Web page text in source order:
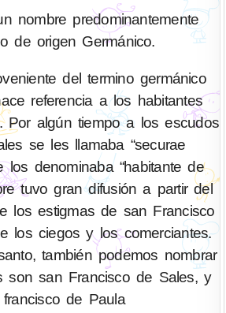
nombre predominantemente
de origen Germánico.
del termino germánico
referencia a los habitantes
Por algún tiempo a los escudos
se les llamaba “securae
los denominaba “habitante de
tuvo gran difusión a partir del
los estigmas de san Francisco
los ciegos y los comerciantes.
también podemos nombrar
son san Francisco de Sales, y
de Paula